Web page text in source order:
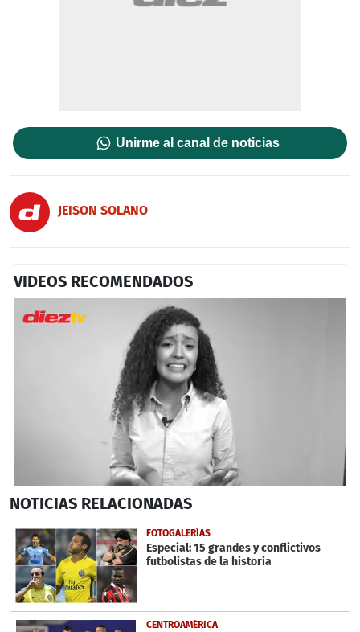
Unirme al canal de noticias
JEISON SOLANO
VIDEOS RECOMENDADOS
seconds
5
minutes,
28
seconds
NOTICIAS RELACIONADAS
FOTOGALERÍAS
Especial: 15 grandes y conflictivos
futbolistas de la historia
CENTROAMÉRICA